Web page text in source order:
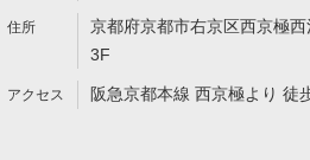
京都府京都市右京区西京極
3F
阪急京都本線 西京極より 徒